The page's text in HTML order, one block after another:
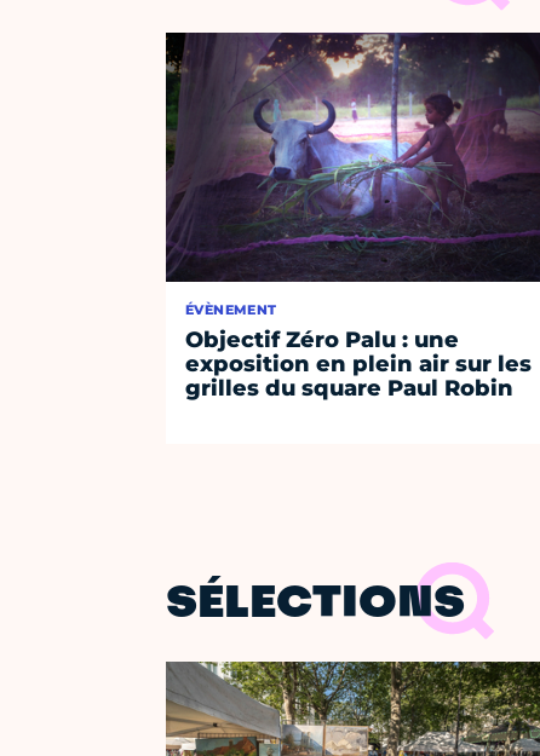
ÉVÈNEMENT
Objectif Zéro Palu : une
exposition en plein air sur les
grilles du square Paul Robin
SÉLECTIONS